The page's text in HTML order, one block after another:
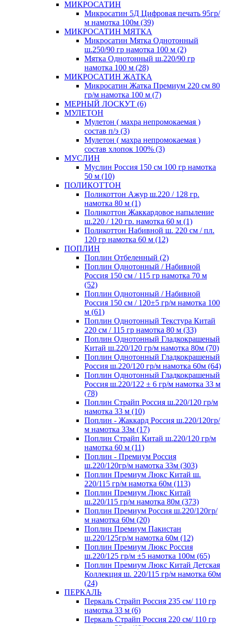
МИКРОСАТИН
Микросатин 5Д Цифровая печать 95гр/
м намотка 100м (39)
МИКРОСАТИН МЯТКА
Микросатин Мятка Однотонный
ш.250/90 гр намотка 100 м (2)
Мятка Однотонный ш.220/90 гр
намотка 100 м (28)
МИКРОСАТИН ЖАТКА
Микросатин Жатка Премиум 220 см 80
гр/м намотка 100 м (7)
МЕРНЫЙ ЛОСКУТ (6)
МУЛЕТОН
Мулетон ( махра непромокаемая )
состав п/э (3)
Мулетон ( махра непромокаемая )
состав хлопок 100% (3)
МУСЛИН
Муслин Россия 150 см 100 гр намотка
50 м (10)
ПОЛИКОТТОН
Поликоттон Ажур ш.220 / 128 гр.
намотка 80 м (1)
Поликоттон Жаккардовое напыление
ш.220 / 120 гр. намотка 60 м (1)
Поликоттон Набивной ш. 220 см / пл.
120 гр намотка 60 м (12)
ПОПЛИН
Поплин Отбеленный (2)
Поплин Однотонный / Набивной
Россия 150 см / 115 гр намотка 70 м
(52)
Поплин Однотонный / Набивной
Россия 150 см / 120±5 гр/м намотка 100
м (61)
Поплин Однотонный Текстура Китай
220 см / 115 гр намотка 80 м (33)
Поплин Однотонный Гладкокрашеный
Китай ш.220/120 гр/м намотка 80м (70)
Поплин Однотонный Гладкокрашеный
Россия ш.220/120 гр/м намотка 60м (64)
Поплин Однотонный Гладкокрашеный
Россия ш.220/122 ± 6 гр/м намотка 33 м
(78)
Поплин Страйп Россия ш.220/120 гр/м
намотка 33 м (10)
Поплин - Жаккард Россия ш.220/120гр/
м намотка 33м (17)
Поплин Страйп Китай ш.220/120 гр/м
намотка 60 м (11)
Поплин - Премиум Россия
ш.220/120гр/м намотка 33м (303)
Поплин Премиум Люкс Китай ш.
220/115 гр/м намотка 60м (113)
Поплин Премиум Люкс Китай
ш.220/115 гр/м намотка 80м (373)
Поплин Премиум Россия ш.220/120гр/
м намотка 60м (20)
Поплин Премиум Пакистан
ш.220/125гр/м намотка 60м (12)
Поплин Премиум Люкс Россия
ш.220/125 гр/м ±5 намотка 100м (65)
Поплин Премиум Люкс Китай Детская
Коллекция ш. 220/115 гр/м намотка 60м
(24)
ПЕРКАЛЬ
Перкаль Страйп Россия 235 см/ 110 гр
намотка 33 м (6)
Перкаль Страйп Россия 220 см/ 110 гр